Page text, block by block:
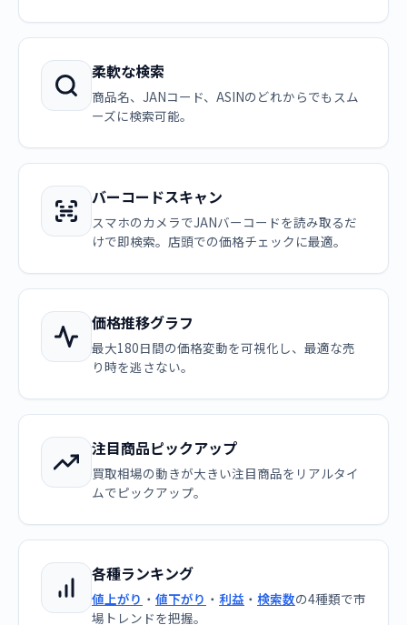
柔軟な検索
商品名、JANコード、ASINのどれからでもスム
ーズに検索可能。
バーコードスキャン
スマホのカメラでJANバーコードを読み取るだ
けで即検索。店頭での価格チェックに最適。
価格推移グラフ
最大180日間の価格変動を可視化し、最適な売
り時を逃さない。
注目商品ピックアップ
買取相場の動きが大きい注目商品をリアルタイ
ムでピックアップ。
各種ランキング
値上がり ・ 値下がり ・ 利益 ・ 検索数の4種類で市
場トレンドを把握。